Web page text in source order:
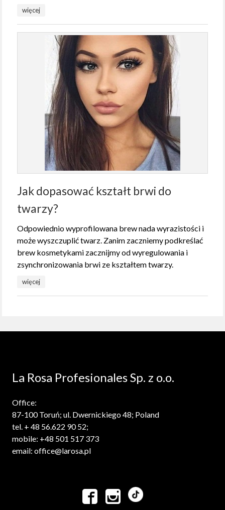
więcej
Jak dopasować kształt brwi do
twarzy?
Odpowiednio wyprofilowana brew nada wyrazistości i
może wyszczuplić twarz. Zanim zaczniemy podkreślać
brew kosmetykami zacznijmy od wyregulowania i
zsynchronizowania brwi ze kształtem twarzy.
więcej
La Rosa Profesionales Sp. z o.o.
Office:
87-100 Toruń; ul. Dwernickiego 48; Poland
tel. + 48 56.622 90 52;
mobile: +48 501 517 373
email: office@larosa.pl
 